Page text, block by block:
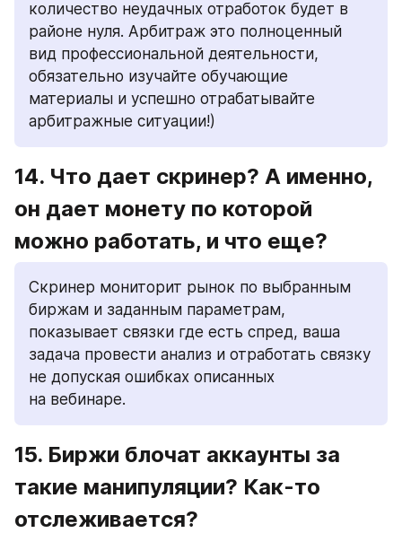
количество неудачных отработок будет в
районе нуля. Арбитраж это полноценный
вид профессиональной деятельности,
обязательно изучайте обучающие
материалы и успешно отрабатывайте
арбитражные ситуации!)
14. Что дает скринер? А именно,
он дает монету по которой
можно работать, и что еще?
Скринер мониторит рынок по выбранным
биржам и заданным параметрам,
показывает связки где есть спред, ваша
задача провести анализ и отработать связку
не допуская ошибках описанных
на вебинаре.
15. Биржи блочат аккаунты за
такие манипуляции? Как-то
отслеживается?